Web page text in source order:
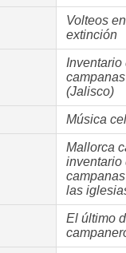
Volteos
extinción
Inventario
(Jalisco)
Música
Mallorca
inventario
las
El último